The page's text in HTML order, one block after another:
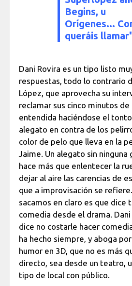
Begins, u
Orígenes...
queráis
Dani Rovira es un tipo listo
respuestas, todo lo contrario
López, que aprovecha su
reclamar sus cinco minutos
entendida haciéndose el
alegato en contra de los
color de pelo que lleva en la
Jaime. Un alegato sin ninguna
hace más que enlentecer la
dejar al aire las carencias de
que a improvisación se
sacamos en claro es que dice
comedia desde el drama.
dice no costarle hacer
ha hecho siempre, y aboga
humor en 3D, que no es más
directo, sea desde un teatro,
tipo de local con público.